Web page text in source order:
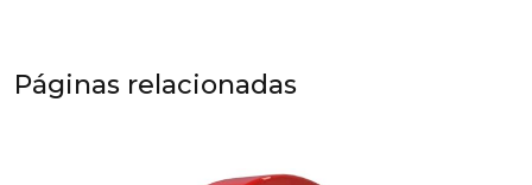
Páginas relacionadas